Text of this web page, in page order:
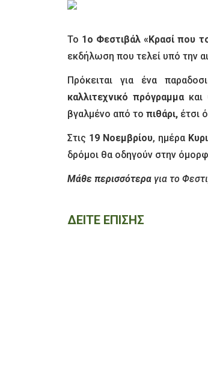
Το 1ο Φεστιβάλ «Κρασί που
εκδήλωση που τελεί υπό την
Πρόκειται για ένα
καλλιτεχνικό πρόγραμμακαι
βγαλμένο από το πιθάρι, έτσι
Στις 19 Νοεμβρίου, ημέρα
δρόμοι θα οδηγούν στην
Μάθε περισσότερα για το
ΔΕΙΤΕ ΕΠΙΣΗΣ